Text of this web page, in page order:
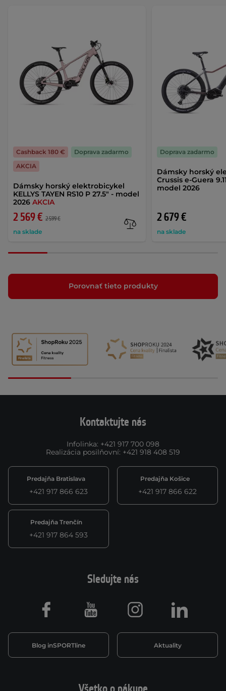
Dámsky horský elektrobicykel
KELLYS TAYEN RS10 P 27.5" - model
2026 AKCIA
2 569 € 2 599 €
na sklade
Cashback 180 €
Doprava zadarmo
AKCIA
Dámsky horský
Crussis e-Guera
model 2026
2 679 €
na sklade
Doprava zadarmo
Porovnať tieto produkty
Kontaktujte nás
Infolinka: +421 917 700 098
Realizácia posilňovní: +421 918 408 519
Predajňa Bratislava
+421 917 866 623
Predajňa Košice
+421 917 866 622
Predajňa Trenčín
+421 917 864 593
Sledujte nás
Blog inSPORTline Aktuality
Facebook Youtube Instagram LinkedIn